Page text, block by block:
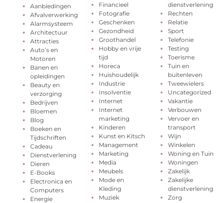
Aanbiedingen
Afvalverwerking
Alarmsysteem
Architectuur
Attracties
Auto’s en
Motoren
Banen en
opleidingen
Beauty en
verzorging
Bedrijven
Bloemen
Blog
Boeken en
Tijdschriften
Cadeau
Dienstverlening
Dieren
E-Books
Electronica en
Computers
Energie
Financieel
Fotografie
Geschenken
Gezondheid
Groothandel
Hobby en vrije
tijd
Horeca
Huishoudelijk
Industrie
Insolventie
Internet
Internet
marketing
Kinderen
Kunst en Kitsch
Management
Marketing
Media
Meubels
Mode en
Kleding
Muziek
dienstverlening
Rechten
Relatie
Sport
Telefonie
Testing
Toerisme
Tuin en
buitenleven
Tweewielers
Uncategorized
Vakantie
Verbouwen
Vervoer en
transport
Wijn
Winkelen
Woning en Tuin
Woningen
Zakelijk
Zakelijke
dienstverlening
Zorg